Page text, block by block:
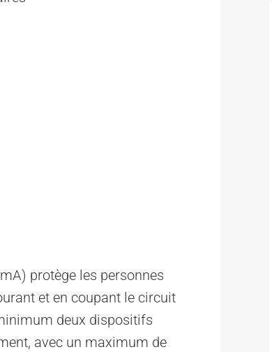
protège les personnes
et en coupant le circuit
deux dispositifs
avec un maximum de